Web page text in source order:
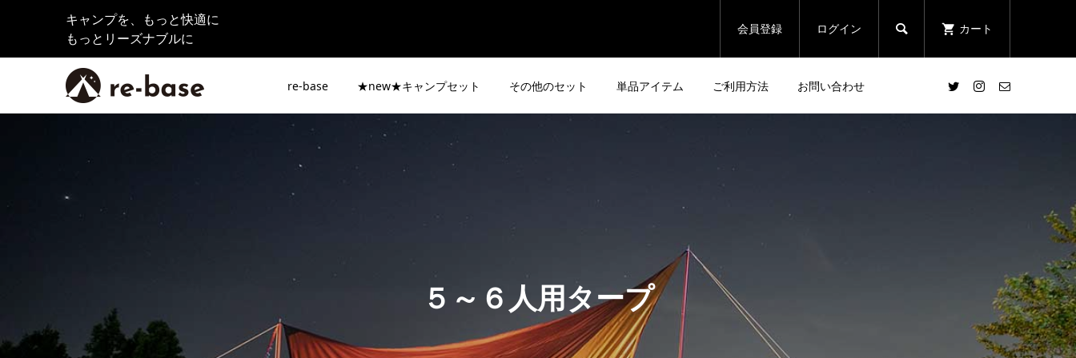
キャンプを、もっと快適に
もっとリーズナブルに
会員登録 ログイン  カート
re-base ★new★キャンプセット その他のセット 単品アイテム ご利用方法 お問い合わせ
５～６人用タープ